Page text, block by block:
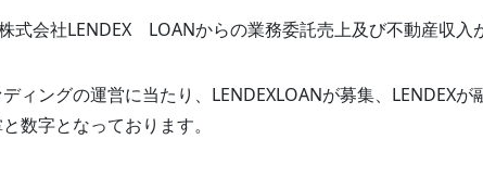
式会社LENDEX LOANからの業務委託売上及び不動産収入
ィングの運営に当たり、LENDEXLOANが募集、LENDEXが
数字となっております。